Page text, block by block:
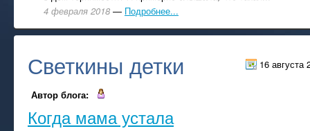
4 февраля 2018 — Подробнее...
16 августа
Светкины детки
Автор блога:
Когда мама устала